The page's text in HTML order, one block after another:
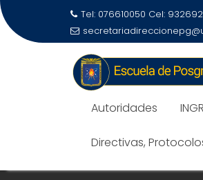
Tel: 076610050 Cel:
Autoridades
Directivas,